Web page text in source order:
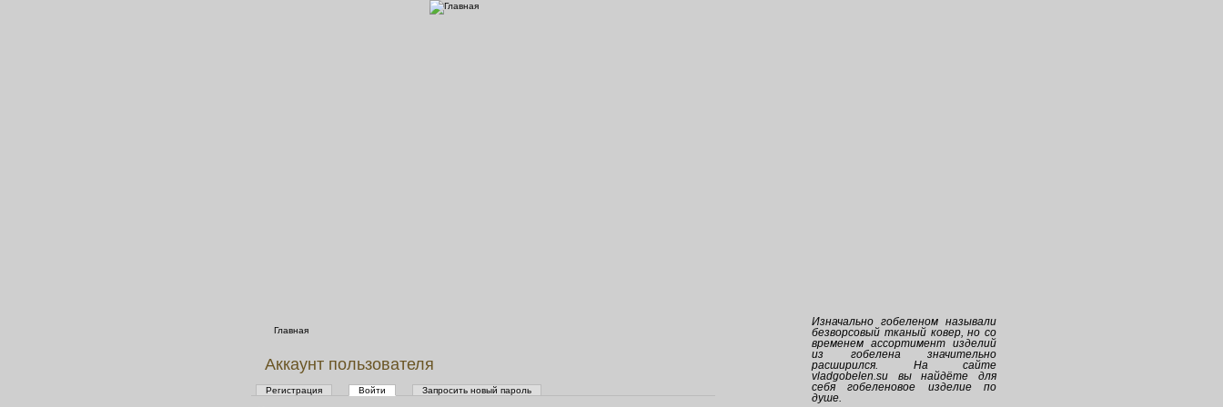
Главная
Аккаунт пользователя
Регистрация Войти Запросить новый пароль
Изначально гобеленом называли
безворсовый тканый ковер, но со
временем ассортимент изделий
из гобеленазначительно
расширился. На сайте
vladgobelen.su вы найдёте для
себягобеленовое изделие по
душе.